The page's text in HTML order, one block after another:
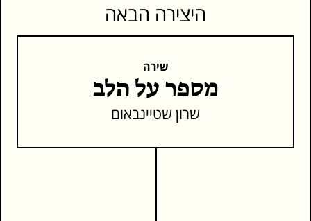
היצירה הבאה
שירה
מספר על הלב
שרון שטיינבאום